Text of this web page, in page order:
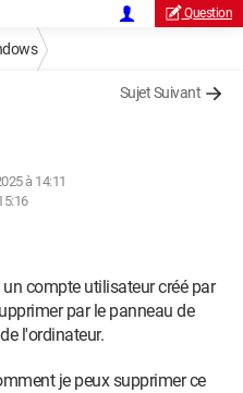
Question
Sujet Suivant
à 14:11
compte utilisateur créé par
par le panneau de
l'ordinateur.
je peux supprimer ce